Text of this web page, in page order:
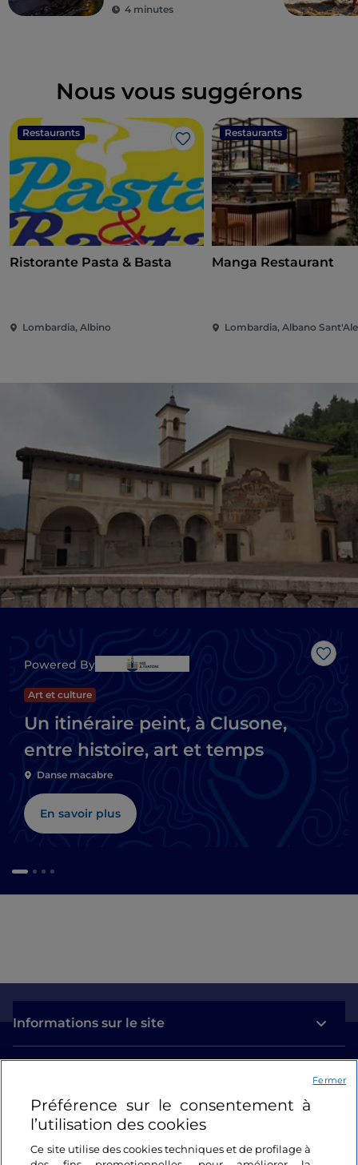
4 minutes
Nous vous suggérons
Restaurants
J’aime
Ristorante Pasta & Basta
Lombardia, Albino
Restaurants
Manga Restaurant
Lombardia, Albano
Powered By
Art et culture
Un itinéraire peint, à Clusone,
entre histoire, art et temps
Danse macabre
En savoir plus
Informations sur le site
Se connecter
Suivez-nous
Préférence sur le consentement à
l’utilisation des cookies
Ce site utilise des cookies techniques et de profilage à
Fermer